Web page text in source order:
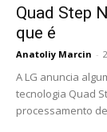
Quad Step
que é
Anatoliy Marcin -
A LG anuncia
tecnologia Quad
processamento